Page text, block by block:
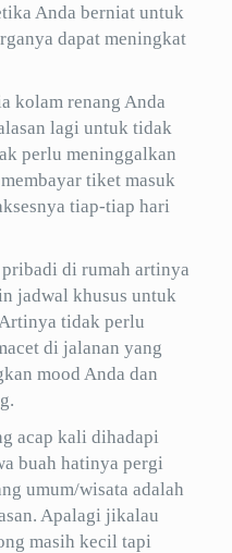
Anda berniat untuk
dapat meningkat
kolam renang Anda
lagi untuk tidak
perlu meninggalkan
tiket masuk
tiap-tiap hari
di rumah artinya
jadwal khusus untuk
tidak perlu
di jalanan yang
mood Anda dan
acap kali dihadapi
buah hatinya pergi
umum/wisata adalah
Apalagi jikalau
masih kecil tapi